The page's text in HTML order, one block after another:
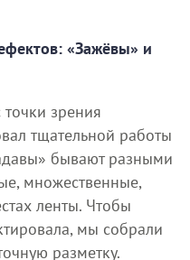
«Зажёвы» и
зрения
тщательной работы
бывают разными
множественные,
ленты. Чтобы
мы собрали
разметку.